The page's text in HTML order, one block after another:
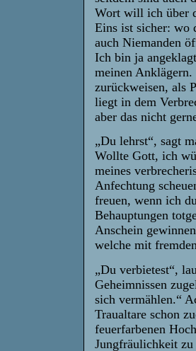
Wort will ich über
Eins ist sicher: wo
auch Niemanden
Ich bin ja
meinen
zurückweisen, als
liegt in dem
aber das nicht
„Du lehrst“, sagt
Wollte Gott, ich
meines
Anfechtung
freuen, wenn ich
Behauptungen
Anschein
welche mit
„Du verbietest“,
Geheimnissen
sich vermählen.“
Traualtare schon
feuerfarbenen
Jungfräulichkeit zu